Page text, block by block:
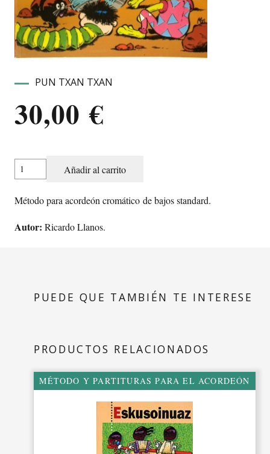
PUN TXAN TXAN
30,00€
PUN
TXAN
TXAN
Añadir al carrito
Método para acordeón cromático de bajos standard.
Autor: Ricardo Llanos.
PUEDE QUE TAMBIÉN TE INTERESE
PRODUCTOS RELACIONADOS
MÉTODO Y PARTITURAS PARA EL ACORDEÓN